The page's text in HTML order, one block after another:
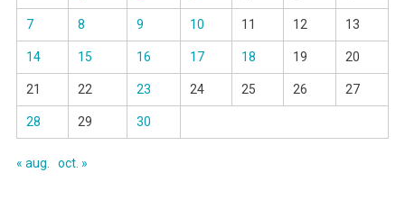
7 8 9 10 11 12 13
14 15 16 17 18 19 20
21 22 23 24 25 26 27
28 29 30
« aug. oct. »